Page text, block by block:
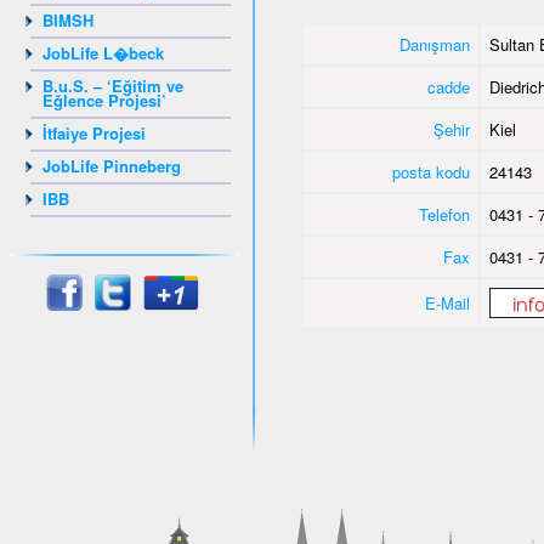
BIMSH
JobLife L�beck
B.u.S. – ‘Eğitim ve
Eğlence Projesi’
İtfaiye Projesi
JobLife Pinneberg
IBB
Danışman
Sultan
cadde
Şehir
Kiel
posta kodu
24143
Telefon
0431 -
Fax
0431 -
E-Mail